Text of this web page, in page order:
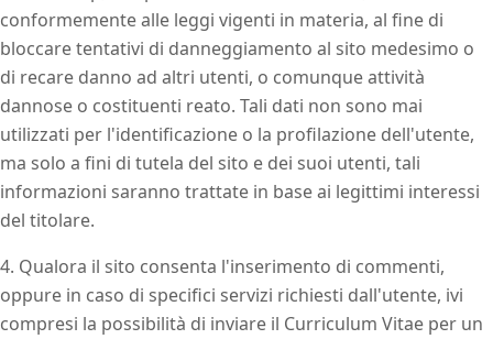
conformemente alle leggi vigenti in materia, al fine di
bloccare tentativi di danneggiamento al sito medesimo o
di recare danno ad altri utenti, o comunque attività
dannose o costituenti reato. Tali dati non sono mai
utilizzati per l'identificazione o la profilazione dell'utente,
ma solo a fini di tutela del sito e dei suoi utenti, tali
informazioni saranno trattate in base ai legittimi interessi
del titolare.
4. Qualora il sito consenta l'inserimento di commenti,
oppure in caso di specifici servizi richiesti dall'utente, ivi
compresi la possibilità di inviare il Curriculum Vitae per un